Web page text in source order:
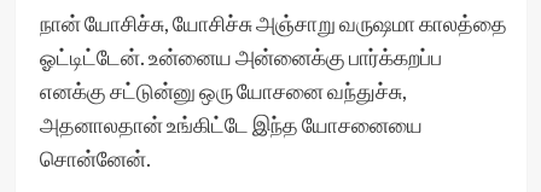
நான் யோசிச்சு, யோசிச்சு அஞ்சாறு வருஷமா காலத்தை
ஓட்டிட்டேன். உன்னைய அன்னைக்கு பார்க்கறப்ப
எனக்கு சட்டுன்னு ஒரு யோசனை வந்துச்சு,
அதனாலதான் உங்கிட்டே இந்த யோசனையை
சொன்னேன்.